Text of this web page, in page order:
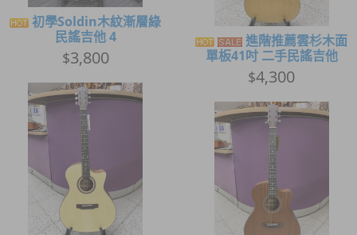
初學Soldin木紋漸層綠
民謠吉他 4
$3,800
進階推薦雲杉木面
單板41吋 二手民謠吉他
$4,300